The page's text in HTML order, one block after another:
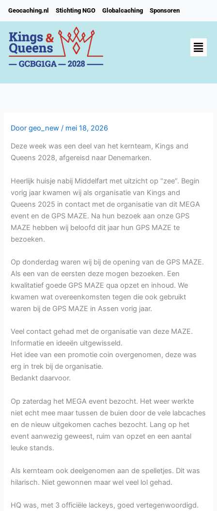
inhoud
Geocaching.nl Stichting NGO Globalcaching Sponsoren
Doorgeo_new/ mei 18, 2026
Deze week was een deel van het kernteam, Kings and
Queens 2028, afgereisd naar Denemarken.
Heerlijk huisje nabij Middelfart met uitzicht op “zee”. Begin
vorig jaar kwamen wij als organisatie van Kings and
Queens 2025 in contact met de organisatie van dit MEGA
event en de GPS MAZE. Na hun bezoek aan onze GPS
MAZE hebben wij beloofd dit jaar hun GPS MAZE te
bezoeken.
Op donderdag waren wij bij de opening van de GPS MAZE.
Als een van de eersten deze mogen bezoeken. Een
kwalitatief goede GPS MAZE qua opzet en inhoud. We
kwamen wat overeenkomsten tegen die ook gebruikt
waren bij de GPS MAZE in Assen vorig jaar.
Veel contact gehad met de organisatie van deze MAZE.
Informatie en ideeën uitgewisseld.
Het idee van een promotie coin overgenomen, deze was
erg in trek bij de organisatie.
Bedankt daarvoor.
Op zaterdag het MEGA event bezocht. Het weer werkte
niet echt mee maar tussen de buien door de vele labcaches
en de nieuw uitgekomen caches bezocht. Lang op het
event aanwezig geweest, ruim van opzet en een aantal
leuke stands.
Als kernteam ook deelgenomen aan de spelletjes. Dit was
hilarisch. Niet gewonnen maar wel veel lol gehad.
HQ was, met 3 officiële lackeys, goed vertegenwoordigd.